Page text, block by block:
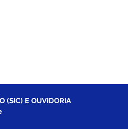
(SIC) E OUVIDORIA